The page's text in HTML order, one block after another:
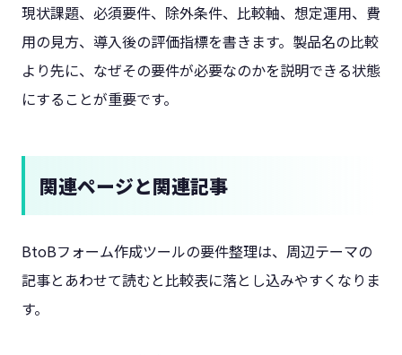
現状課題、必須要件、除外条件、比較軸、想定運用、費
用の見方、導入後の評価指標を書きます。製品名の比較
より先に、なぜその要件が必要なのかを説明できる状態
にすることが重要です。
関連ページと関連記事
BtoBフォーム作成ツールの要件整理は、周辺テーマの
記事とあわせて読むと比較表に落とし込みやすくなりま
す。